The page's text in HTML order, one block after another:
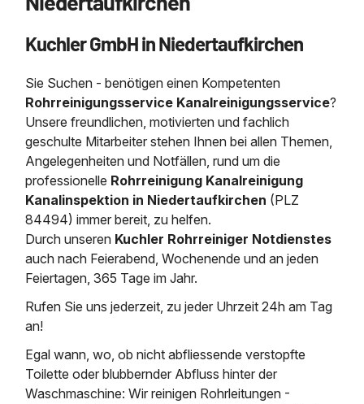
Kanalinspektion
Grubenentleerung
24h Notdienst
Kosten Preise
Rohrreinigungsdienst
Dükerreinigung
Sickerschacht Reinigung
Abfallzwischenlager
Austausch von
Schießstandsanierung -
Mobile Schlamm-
Saugbagger / Luftförderanlage
Saugbagger und Pumpen
Regenrückhaltebecken
Entschlammung
Trockensaugen von
etc.
Weitere Services mit
Tiefbau
Unternehmen
Stellenangebote
Kontakt
Kuchler GmbH in Niedertaufkirchen
Sie Suchen - benötigen einen Kompetenten
Rohrreinigungsservice Kanalreinigungsservice?
Unsere freundlichen, motivierten und fachlich
geschulte Mitarbeiter stehen Ihnen bei allen Themen,
Angelegenheiten und Notfällen, rund um die
professionelle Rohrreinigung Kanalreinigung
Kanalinspektion in Niedertaufkirchen (PLZ
84494) immer bereit, zu helfen.
Durch unseren Kuchler Rohrreiniger Notdienstes
auch nach Feierabend, Wochenende und an jeden
Feiertagen, 365 Tage im Jahr.
Rufen Sie uns jederzeit, zu jeder Uhrzeit 24h am Tag
an!
Egal wann, wo, ob nicht abfliessende verstopfte
Toilette oder blubbernder Abfluss hinter der
Waschmaschine: Wir reinigen Rohrleitungen -